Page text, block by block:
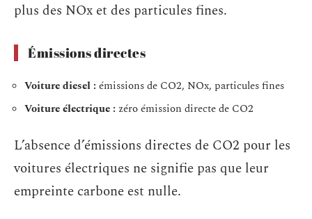
plus des NOx et des particules fines.
Émissions directes
Voiture diesel : émissions de CO2, NOx, particules fines
Voiture électrique : zéro émission directe de CO2
L’absence d’émissions directes de CO2 pour les
voitures électriques ne signifie pas que leur
empreinte carbone est nulle.